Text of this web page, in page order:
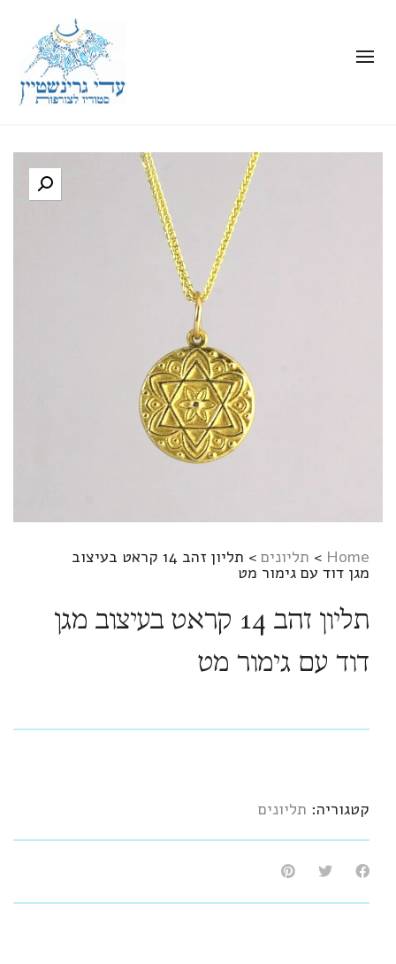
Home
> תליונים > תליון זהב 14 קראט בעיצוב
מגן דוד עם גימור מט
תליון זהב 14 קראט בעיצוב מגן
דוד עם גימור מט
קטגוריה: תליונים